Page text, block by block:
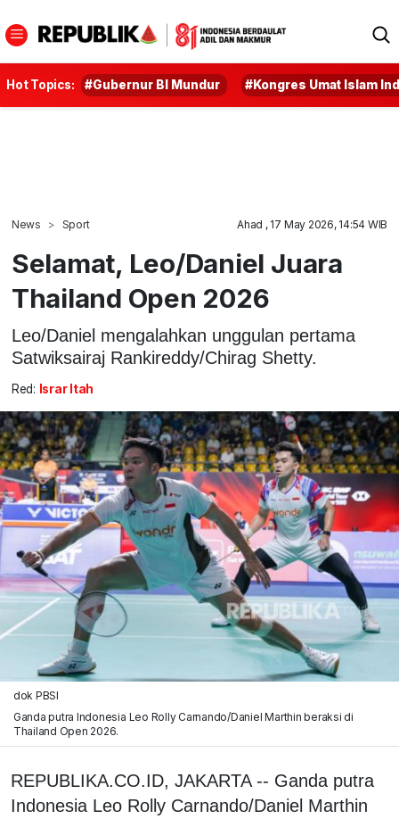
Hot Topics: #Gubernur BI Mundur #Kongres Umat Islam
News Sport Ahad , 17 May 2026, 14:54 WIB
Selamat, Leo/Daniel Juara
Thailand Open 2026
Leo/Daniel mengalahkan unggulan pertama
Satwiksairaj Rankireddy/Chirag Shetty.
Red: Israr Itah
dok PBSI
Ganda putra Indonesia Leo Rolly Carnando/Daniel Marthin beraksi di
Thailand Open 2026.
REPUBLIKA.CO.ID, JAKARTA -- Ganda putra
Indonesia Leo Rolly Carnando/Daniel Marthin